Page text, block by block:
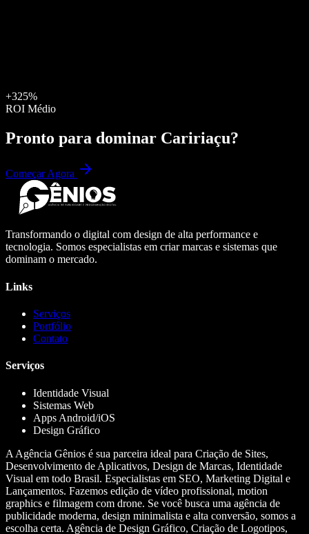
+325%
ROI Médio
Pronto para dominar Caririaçu?
Começar Agora
Transformando o digital com design de alta performance e
tecnologia. Somos especialistas em criar marcas e sistemas que
dominam o mercado.
Links
Serviços
Portfólio
Contato
Serviços
Identidade Visual
Sistemas Web
Apps Android/iOS
Design Gráfico
A Agência Gênios é sua parceira ideal para Criação de Sites,
Desenvolvimento de Aplicativos, Design de Marcas, Identidade
Visual em todo Brasil. Especialistas em SEO, Marketing Digital e
Lançamentos. Fazemos edição de vídeo profissional, motion
graphics e filmagem com drone. Se você busca uma agência de
publicidade moderna, design minimalista e alta conversão, somos a
escolha certa. Agência de Design Gráfico, Criação de Logotipos,